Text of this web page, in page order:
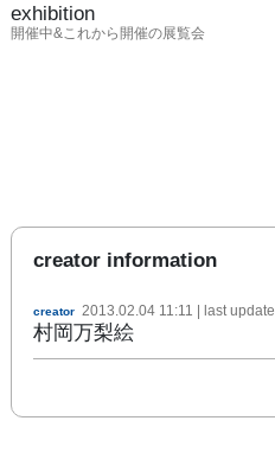
exhibition
開催中&これから開催の展覧会
creator information
creator 2013.02.04 11:11 | last update
村岡万梨絵